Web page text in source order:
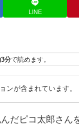
LINE
分で読めます。
ンが含まれています。
だピコ太郎さん